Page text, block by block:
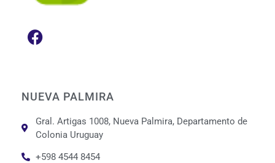
NUEVA PALMIRA
Gral. Artigas 1008, Nueva Palmira, Departamento de
Colonia Uruguay
+598 4544 8454